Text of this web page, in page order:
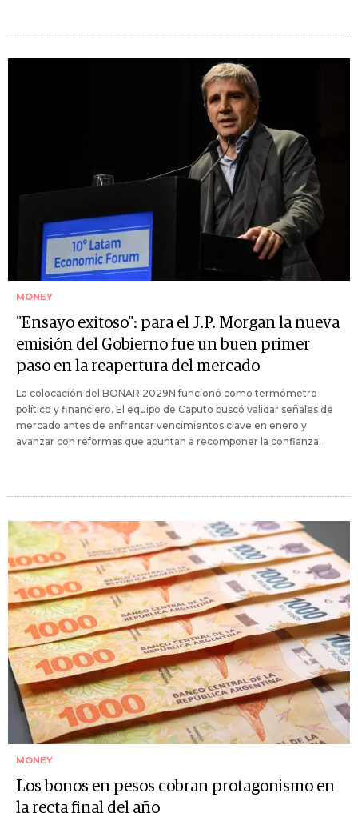
MONEY
"Ensayo exitoso": para el J.P. Morgan la nueva
emisión del Gobierno fue un buen primer
paso en la reapertura del mercado
La colocación del BONAR 2029N funcionó como termómetro
político y financiero. El equipo de Caputo buscó validar señales de
mercado antes de enfrentar vencimientos clave en enero y
avanzar con reformas que apuntan a recomponer la confianza.
MONEY
Los bonos en pesos cobran protagonismo en
la recta final del año